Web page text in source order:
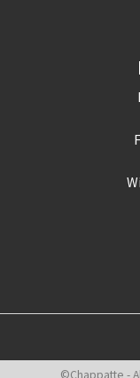
©Chappatte -